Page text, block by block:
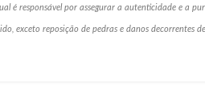
é responsável por assegurar a autenticidade e a
reposição de pedras e danos decorrentes